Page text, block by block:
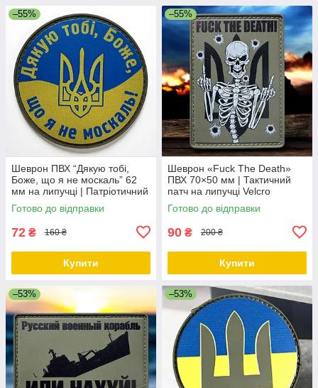
–55%
Шеврон ПВХ “Дякую тобі,
Боже, що я не москаль” 62
мм на липучці | Патріотичний
патч Україна
Готово до відправки
72 ₴ 160 ₴
Купити
–55%
Шеврон «Fuck The Death»
ПВХ 70×50 мм | Тактичний
патч на липучці Velcro
Готово до відправки
90 ₴ 200 ₴
Купити
–53% –53%